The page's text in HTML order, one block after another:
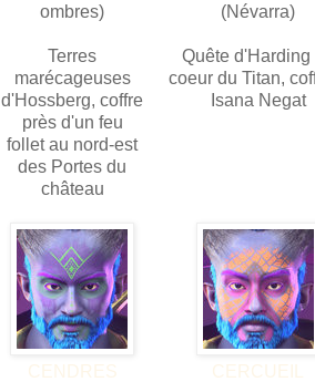
ombres)
Terres
marécageuses
d'Hossberg, coffre
près d'un feu
follet au nord-est
des Portes du
château
(Névarra)
Quête d'Harding
coeur du Titan,
Isana Negat
CENDRES
CERCUEIL